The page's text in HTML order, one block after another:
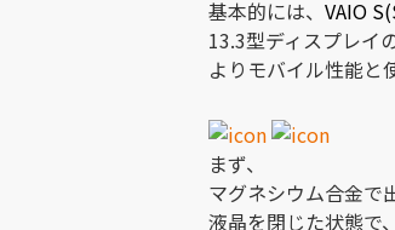
基本的には、 VAIO
13.3型ディスプレイ
よりモバイル性能と
まず、
マグネシウム合金で
液晶を閉じた状態で